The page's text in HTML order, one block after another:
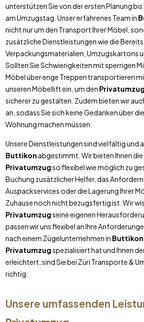
unterstützen Sie von der ersten Planung
am Umzugstag. Unser erfahrenes Team in
nicht nur um den Transport Ihrer Möbel,
zusätzliche Dienstleistungen wie die
Verpackungsmaterialien, Umzugskartons
Sollten Sie Schwierigkeiten mit sperrigen
Möbel über enge Treppen transportieren
unseren Möbellift ein, um den Privatumzug
sicherer zu gestalten. Zudem bieten wir
an, sodass Sie sich keine Gedanken über
Wohnung machen müssen.
Unsere Dienstleistungen sind vielfältig und
Buttikon abgestimmt. Wir bieten Ihnen
Privatumzugso flexibel wie möglich zu
Buchung zusätzlicher Helfer, das Anfordern
Auspackservices oder die Lagerung Ihrer
Zuhause noch nicht bezugsfertig ist. Wir
Privatumzugseine eigenen
passen wir uns flexibel an Ihre
nach einem Zügelunternehmen in Buttikon
Privatumzugspezialisiert hat und Ihnen
erleichtert, sind Sie bei Züri Transporte &
richtig.
Unsere umfassenden